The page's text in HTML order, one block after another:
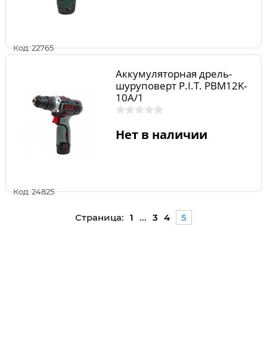
Код: 22765
Код: 24825
Аккумуляторная дрель-
шуруповерт P.I.T. PBM12K-
10A/1
Нет в наличии
Страница: 1 ... 3 4 5